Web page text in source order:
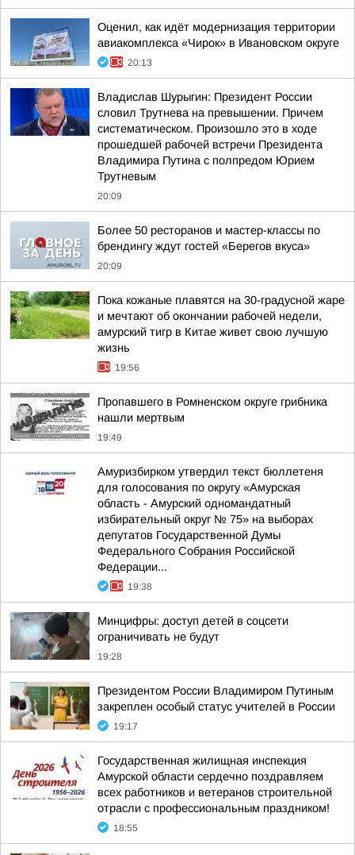
Оценил, как идёт модернизация территории
авиакомплекса «Чирок» в Ивановском округе
20:13
Владислав Шурыгин: Президент России
словил Трутнева на превышении. Причем
систематическом. Произошло это в ходе
прошедшей рабочей встречи Президента
Владимира Путина с полпредом Юрием
Трутневым
20:09
Более 50 ресторанов и мастер-классы по
брендингу ждут гостей «Берегов вкуса»
20:09
Пока кожаные плавятся на 30-градусной жаре
и мечтают об окончании рабочей недели,
амурский тигр в Китае живет свою лучшую
жизнь
19:56
Пропавшего в Ромненском округе грибника
нашли мертвым
19:49
Амуризбирком утвердил текст бюллетеня
для голосования по округу «Амурская
область - Амурский одномандатный
избирательный округ № 75» на выборах
депутатов Государственной Думы
Федерального Собрания Российской
Федерации...
19:38
Минцифры: доступ детей в соцсети
ограничивать не будут
19:28
Президентом России Владимиром Путиным
закреплен особый статус учителей в России
19:17
Государственная жилищная инспекция
Амурской области сердечно поздравляем
всех работников и ветеранов строительной
отрасли с профессиональным праздником!
18:55